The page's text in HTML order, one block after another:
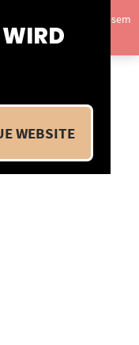
WEBSITE
Betriebsurlaub. In diesem
Ausblenden